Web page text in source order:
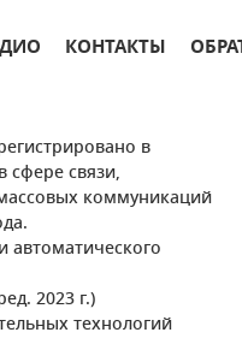
КОНТАКТЫ
в
сфере связи,
коммуникаций
автоматического
2023 г.)
технологий